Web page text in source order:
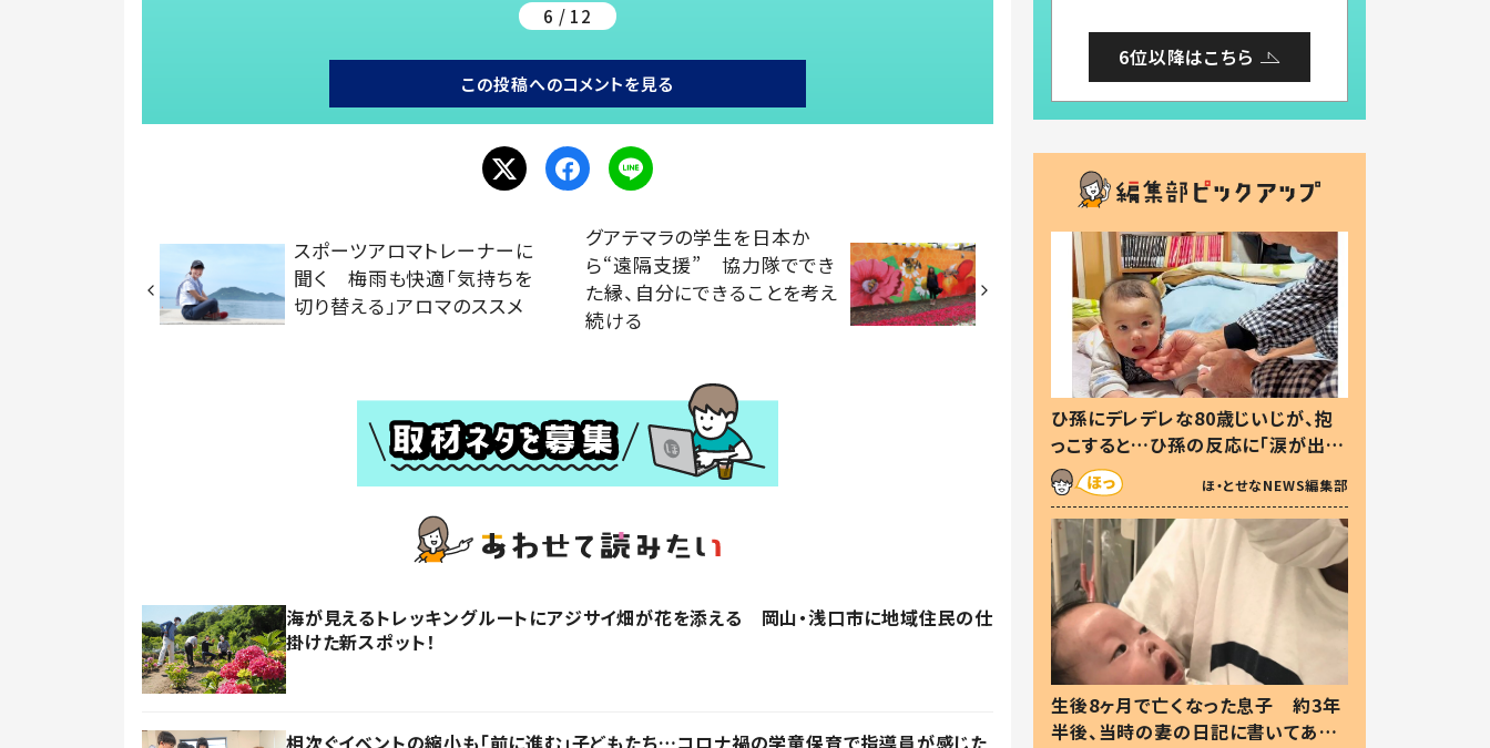
6 / 12
この投稿へのコメントを見る
スポーツアロマトレーナーに
聞く 梅雨も快適「気持ちを
切り替える」アロマのススメ
グアテマラの学生を日本か
ら“遠隔支援” 協力隊ででき
た縁、自分にできることを考え
続ける
海が見えるトレッキングルートにアジサイ畑が花を添える 岡山・浅口市に地域住民の仕
掛けた新スポット！
6位以降はこちら
ひ孫にデレデレな80歳じいじが、抱
っこすると…ひ孫の反応に「涙が出ま
した」「可愛くて仕方ない」
ほ・とせなNEWS編集部
生後8ヶ月で亡くなった息子 約3年
半後、当時の妻の日記に書いてあっ